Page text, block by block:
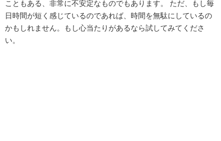
こともある、非常に不安定なものでもあります。 ただ、もし毎
日時間が短く感じているのであれば、時間を無駄にしているの
かもしれません。もし心当たりがあるなら試してみてくださ
い。